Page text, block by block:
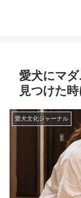
愛犬にマダ
見つけた
愛犬文化ジャーナル